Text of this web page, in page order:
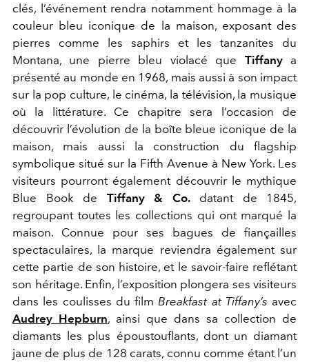
clés, l’événement rendra notamment hommage à la
couleur bleu iconique de la maison, exposant des
pierres comme les saphirs et les tanzanites du
Montana, une pierre bleu violacé que Tiffanya
présenté au monde en 1968, mais aussi à son impact
sur la pop culture, le cinéma, la télévision, la musique
où la littérature. Ce chapitre sera l’occasion de
découvrir l’évolution de la boîte bleue iconique de la
maison, mais aussi la construction du flagship
symbolique situé sur la Fifth Avenue à New York. Les
visiteurs pourront également découvrir le mythique
Blue Book de Tiffany & Co.datant de 1845,
regroupant toutes les collections qui ont marqué la
maison. Connue pour ses bagues de fiançailles
spectaculaires, la marque reviendra également sur
cette partie de son histoire, et le savoir-faire reflétant
son héritage. Enfin, l’exposition plongera ses visiteurs
dans les coulisses du film Breakfast at Tiffany’s avec
Audrey Hepburn, ainsi que dans sa collection de
diamants les plus époustouflants, dont un diamant
jaune de plus de 128 carats, connu comme étant l’un